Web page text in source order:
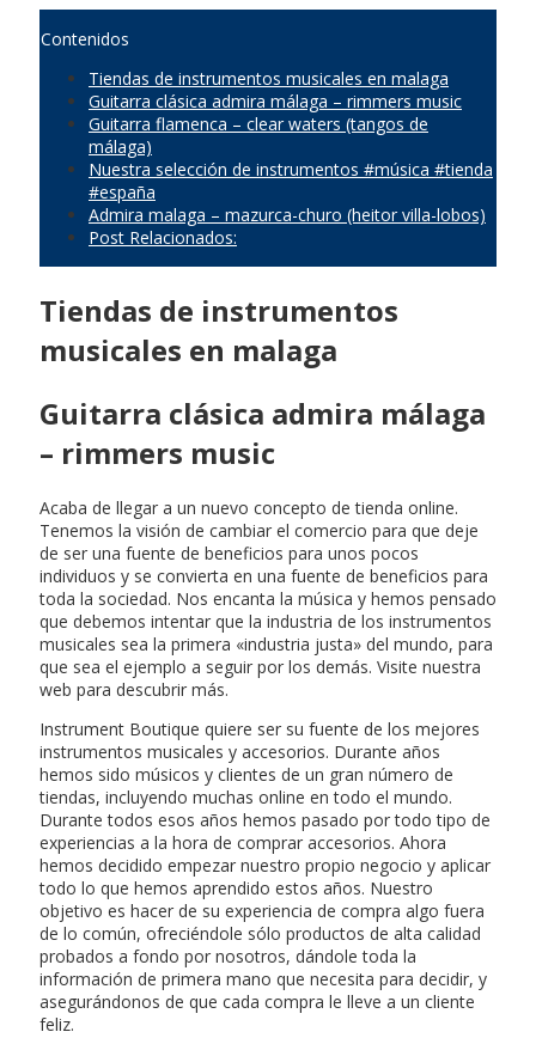
Contenidos
Tiendas de instrumentos musicales en malaga
Guitarra clásica admira málaga – rimmers music
Guitarra flamenca – clear waters (tangos de
málaga)
Nuestra selección de instrumentos #música #tienda
#españa
Admira malaga – mazurca-churo (heitor villa-lobos)
Post Relacionados:
Tiendas de instrumentos
musicales en malaga
Guitarra clásica admira málaga
– rimmers music
Acaba de llegar a un nuevo concepto de tienda online.
Tenemos la visión de cambiar el comercio para que deje
de ser una fuente de beneficios para unos pocos
individuos y se convierta en una fuente de beneficios para
toda la sociedad. Nos encanta la música y hemos pensado
que debemos intentar que la industria de los instrumentos
musicales sea la primera «industria justa» del mundo, para
que sea el ejemplo a seguir por los demás. Visite nuestra
web para descubrir más.
Instrument Boutique quiere ser su fuente de los mejores
instrumentos musicales y accesorios. Durante años
hemos sido músicos y clientes de un gran número de
tiendas, incluyendo muchas online en todo el mundo.
Durante todos esos años hemos pasado por todo tipo de
experiencias a la hora de comprar accesorios. Ahora
hemos decidido empezar nuestro propio negocio y aplicar
todo lo que hemos aprendido estos años. Nuestro
objetivo es hacer de su experiencia de compra algo fuera
de lo común, ofreciéndole sólo productos de alta calidad
probados a fondo por nosotros, dándole toda la
información de primera mano que necesita para decidir, y
asegurándonos de que cada compra le lleve a un cliente
feliz.